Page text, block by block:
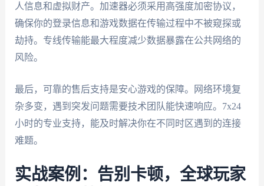
人信息和虚拟财产。加速器必须采用高强度加密协议，
确保你的登录信息和游戏数据在传输过程中不被窥探或
劫持。专线传输能最大程度减少数据暴露在公共网络的
风险。
最后，可靠的售后支持是安心游戏的保障。网络环境复
杂多变，遇到突发问题需要技术团队能快速响应。7x24
小时的专业支持，能及时解决你在不同时区遇到的连接
难题。
实战案例：告别卡顿，全球玩家